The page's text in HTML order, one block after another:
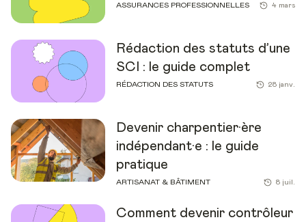
ASSURANCES PROFESSIONNELLES 4 mars
Rédaction des statuts d’une
SCI : le guide complet
RÉDACTION DES STATUTS 28 janv.
Devenir charpentier·ère
indépendant·e : le guide
pratique
ARTISANAT & BÂTIMENT 8 juil.
Comment devenir contrôleur